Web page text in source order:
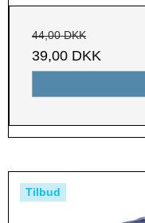
44,00 DKK
39,00 DKK
Tilbud